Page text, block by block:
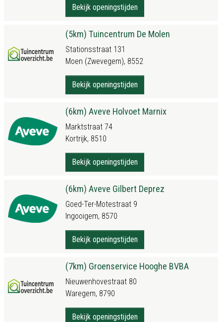
Bekijk openingstijden
(5km) Tuincentrum De Molen
Stationsstraat 131
Moen (Zwevegem), 8552
Bekijk openingstijden
(6km) Aveve Holvoet Marnix
Marktstraat 74
Kortrijk, 8510
Bekijk openingstijden
(6km) Aveve Gilbert Deprez
Goed-Ter-Motestraat 9
Ingooigem, 8570
Bekijk openingstijden
(7km) Groenservice Hooghe BVBA
Nieuwenhovestraat 80
Waregem, 8790
Bekijk openingstijden